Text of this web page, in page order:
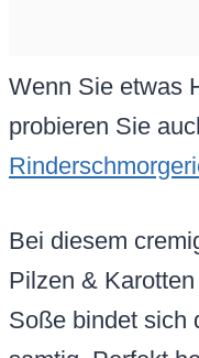
Wenn Sie etwas
probieren Sie
Bei diesem
Pilzen &
Soße bindet sich